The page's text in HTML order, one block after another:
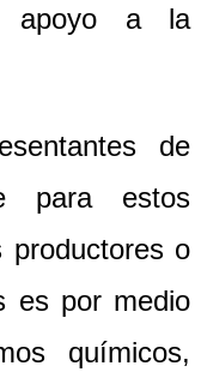
apoyo a la
de
para estos
productores o
es por medio
químicos,